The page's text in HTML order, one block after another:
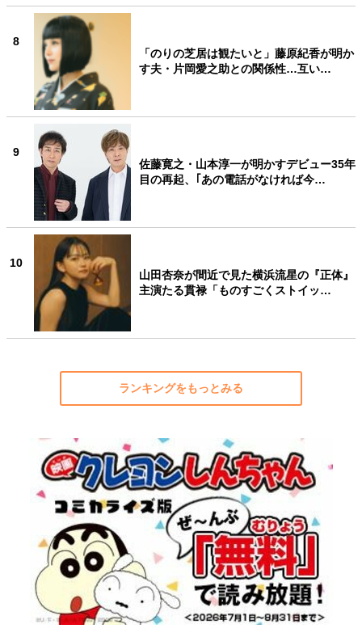
8
「のりの芝居は観たいと」藤原紀香が明か
す夫・片岡愛之助との関係性…互い…
9
佐藤寛之・山本淳一が明かすデビュー35年
目の再起、｢あの電話がなければ今…
10
山田杏奈が間近で見た横浜流星の『正体』
主演たる貫禄「ものすごくストイッ…
ランキングをもっとみる